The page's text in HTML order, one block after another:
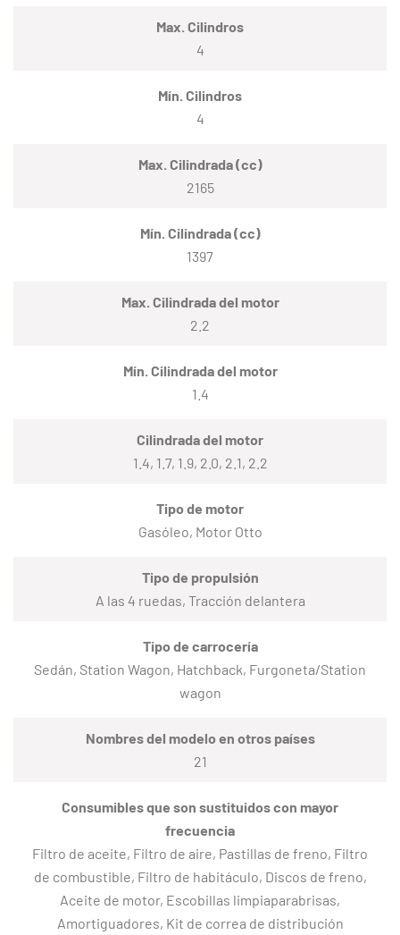
Max. Cilindros
4
Mín. Cilindros
4
Max. Cilindrada (cc)
2165
Mín. Cilindrada (cc)
1397
Max. Cilindrada del motor
2.2
Mín. Cilindrada del motor
1.4
Cilindrada del motor
1.4, 1.7, 1.9, 2.0, 2.1, 2.2
Tipo de motor
Gasóleo, Motor Otto
Tipo de propulsión
A las 4 ruedas, Tracción delantera
Tipo de carrocería
Sedán, Station Wagon, Hatchback, Furgoneta/Station
wagon
Nombres del modelo en otros países
21
Consumibles que son sustituidos con mayor
frecuencia
Filtro de aceite, Filtro de aire, Pastillas de freno, Filtro
de combustible, Filtro de habitáculo, Discos de freno,
Aceite de motor, Escobillas limpiaparabrisas,
Amortiguadores, Kit de correa de distribución